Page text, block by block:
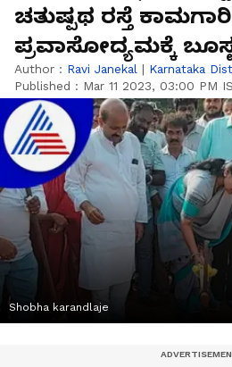
ಚತುಷ್ಪಥ ರಸ್ತೆ
ಪ್ರವಾಸೋದ್ಯಮಕ್ಕೆ
Author : Ravi Janekal | Karnataka
Published : Mar 11 2023, 03:00 PM
Shobha karandlaje